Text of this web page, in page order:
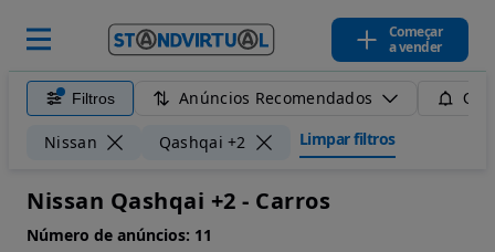
Começar
a vender
Filtros Anúncios Recomendados
Nissan Qashqai +2 Limpar filtros
Nissan Qashqai +2 - Carros
Número de anúncios: 11